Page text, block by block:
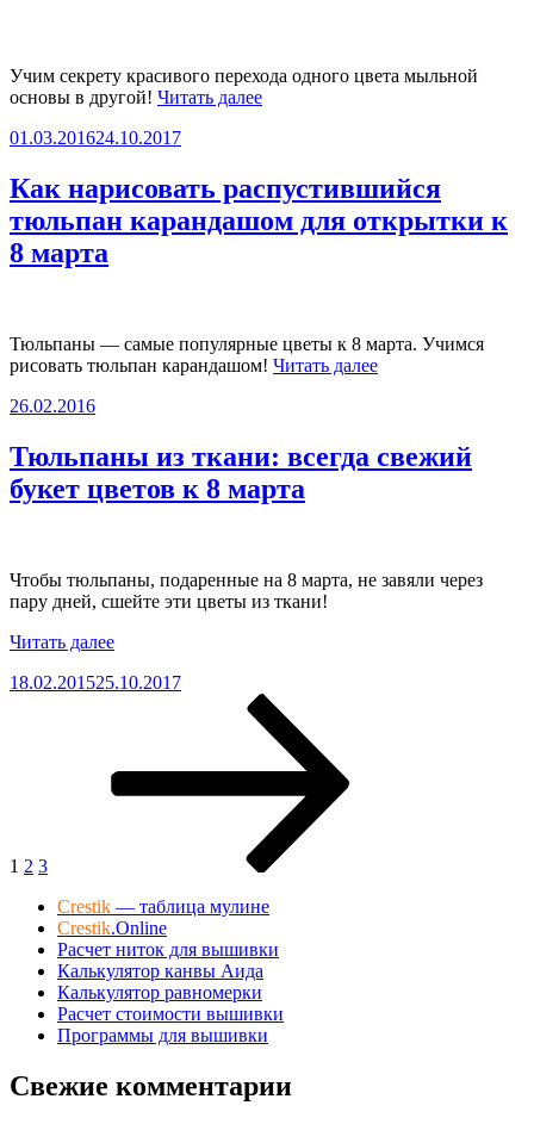
Учим секрету красивого перехода одного цвета мыльной
основы в другой! Читать далее«Как
своими
руками
из
Опубликовано
01.03.201624.10.2017
Как нарисовать распустившийся
тюльпан карандашом для открытки к
8 марта
Тюльпаны — самые популярные цветы к 8 марта. Учимся
рисовать тюльпан карандашом! Читать далее«Как
карандашом
для
Опубликовано
26.02.2016
Тюльпаны из ткани: всегда свежий
букет цветов к 8 марта
Чтобы тюльпаны, подаренные на 8 марта, не завяли через
пару дней, сшейте эти цветы из ткани!
Читать далее«Тюльпаны
ткани:
цветов
к
Опубликовано
18.02.201525.10.2017
записям
1 2 3
Crestik — таблица мулине
Crestik.Online
Расчет ниток для вышивки
Калькулятор канвы Аида
Калькулятор равномерки
Расчет стоимости вышивки
Программы для вышивки
Свежие комментарии